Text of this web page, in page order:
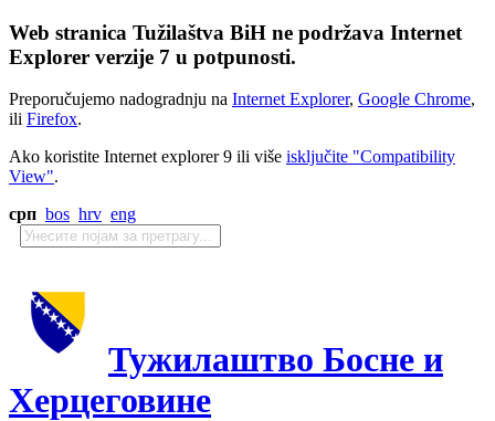
Web stranica Tužilaštva BiH ne podržava Internet
Explorer verzije 7 u potpunosti.
Preporučujemo nadogradnju na Internet Explorer, Google Chrome,
ili Firefox.
Ako koristite Internet explorer 9 ili više isključite "Compatibility
View".
срп bos hrv eng
Тужилаштво Босне и
Херцеговине